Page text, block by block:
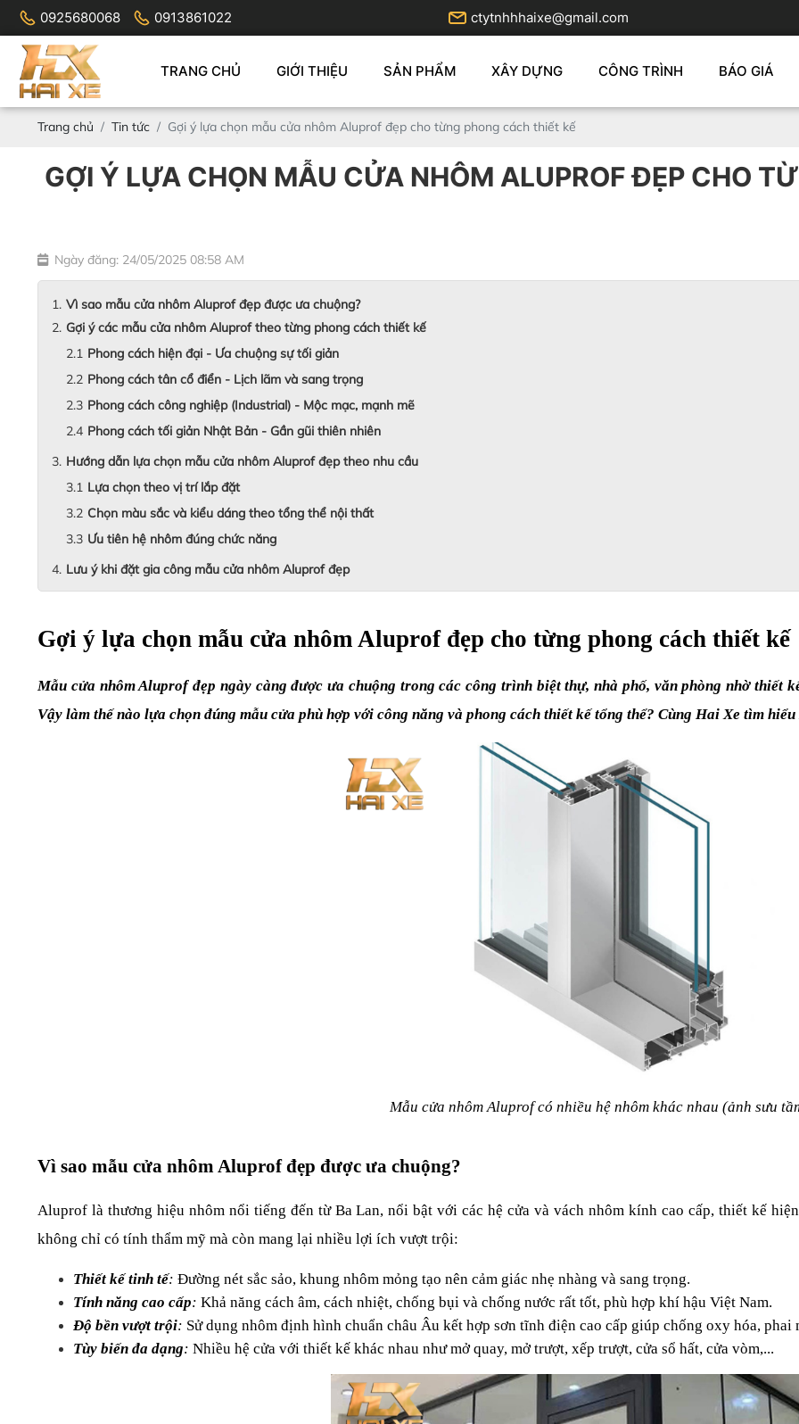
0925680068 0913861022 ctytnhhhaixe@gmail.com
TRANG CHỦ GIỚI THIỆU SẢN PHẨM XÂY DỰNG CÔNG TRÌNH BÁO GIÁ
Trang chủ Tin tức Gợi ý lựa chọn mẫu cửa nhôm Aluprof đẹp cho từng phong cách thiết kế
GỢI Ý LỰA CHỌN MẪU CỬA NHÔM ALUPROF ĐẸP CHO
Ngày đăng: 24/05/2025 08:58 AM
Vì sao mẫu cửa nhôm Aluprof đẹp được ưa chuộng?
Gợi ý các mẫu cửa nhôm Aluprof theo từng phong cách thiết kế
Phong cách hiện đại - Ưa chuộng sự tối giản
Phong cách tân cổ điển - Lịch lãm và sang trọng
Phong cách công nghiệp (Industrial) - Mộc mạc, mạnh mẽ
Phong cách tối giản Nhật Bản - Gần gũi thiên nhiên
Hướng dẫn lựa chọn mẫu cửa nhôm Aluprof đẹp theo nhu cầu
Lựa chọn theo vị trí lắp đặt
Chọn màu sắc và kiểu dáng theo tổng thể nội thất
Ưu tiên hệ nhôm đúng chức năng
Lưu ý khi đặt gia công mẫu cửa nhôm Aluprof đẹp
Gợi ý lựa chọn mẫu cửa nhôm Aluprof đẹp cho từng phong cách thiết kế
Mẫu cửa nhôm Aluprof đẹp ngày càng được ưa chuộng trong các công trình biệt thự, nhà phố, văn phòng nhờ thiết
Vậy làm thế nào lựa chọn đúng mẫu cửa phù hợp với công năng và phong cách thiết kế tổng thể? Cùng Hai Xe tìm
Mẫu cửa nhôm Aluprof có nhiều hệ nhôm khác nhau (ảnh sưu
Vì sao mẫu cửa nhôm Aluprof đẹp được ưa chuộng?
Aluprof là thương hiệu nhôm nổi tiếng đến từ Ba Lan, nổi bật với các hệ cửa và vách nhôm kính cao cấp, thiết kế
không chỉ có tính thẩm mỹ mà còn mang lại nhiều lợi ích vượt trội:
Thiết kế tinh tế: Đường nét sắc sảo, khung nhôm mỏng tạo nên cảm giác nhẹ nhàng và sang trọng.
Tính năng cao cấp: Khả năng cách âm, cách nhiệt, chống bụi và chống nước rất tốt, phù hợp khí hậu Việt Nam.
Độ bền vượt trội: Sử dụng nhôm định hình chuẩn châu Âu kết hợp sơn tĩnh điện cao cấp giúp chống oxy hóa, phai
Tùy biến đa dạng: Nhiều hệ cửa với thiết kế khác nhau như mở quay, mở trượt, xếp trượt, cửa sổ hất, cửa vòm,...